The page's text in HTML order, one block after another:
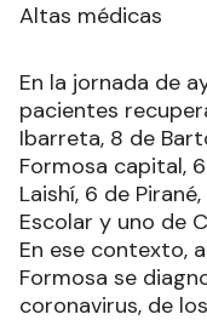
Altas médicas
En la jornada de
pacientes
Ibarreta, 8 de
Formosa capital,
Laishí, 6 de
Escolar y uno de
En ese contexto,
Formosa se
coronavirus, de